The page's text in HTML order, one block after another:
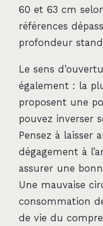
60 et 63 cm
références
profondeur
Le sens
également : la
proposent une
pouvez inverser
Pensez à laisser
dégagement à
assurer une
Une mauvaise
consommation
de vie du